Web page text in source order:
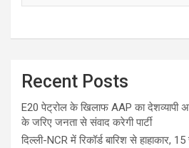
Recent Posts
E20 पेट्रोल के खिलाफ AAP का देशव्यापी
के जरिए जनता से संवाद करेगी पार्टी
दिल्ली-NCR में रिकॉर्ड बारिश से हाहाकार,